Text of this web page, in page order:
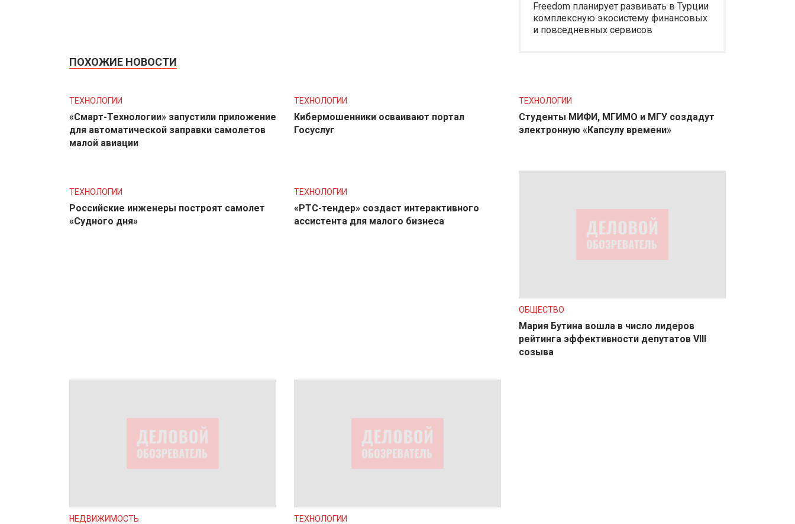
Freedom планирует развивать в Турции
комплексную экосистему финансовых
и повседневных сервисов
ПОХОЖИЕ НОВОСТИ
ТЕХНОЛОГИИ
«Смарт-Технологии» запустили приложение
для автоматической заправки самолетов
малой авиации
ТЕХНОЛОГИИ
Кибермошенники осваивают портал
Госуслуг
ТЕХНОЛОГИИ
Студенты МИФИ, МГИМО и МГУ создадут
электронную «Капсулу времени»
ТЕХНОЛОГИИ
Российские инженеры построят самолет
«Судного дня»
ТЕХНОЛОГИИ
«РТС-тендер» создаст интерактивного
ассистента для малого бизнеса
ОБЩЕСТВО
Мария Бутина вошла в число лидеров
рейтинга эффективности депутатов VIII
созыва
НЕДВИЖИМОСТЬ ТЕХНОЛОГИИ